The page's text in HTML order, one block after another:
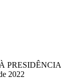
PRESIDÊNCIA
2022